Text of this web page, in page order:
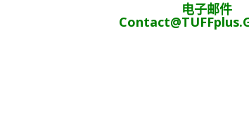
电子邮件